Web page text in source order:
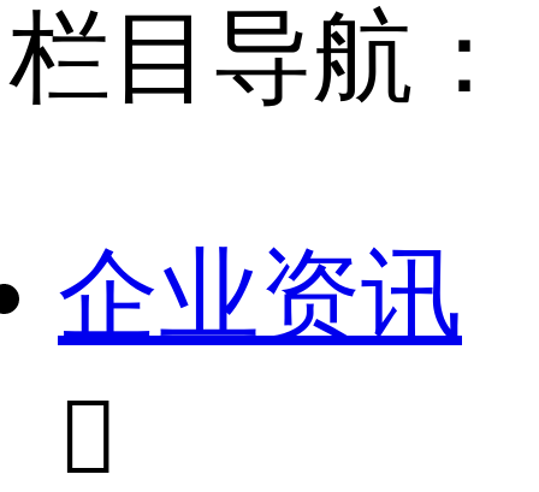
栏目导航：
企业资讯
